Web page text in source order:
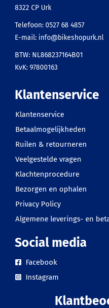
8322 CP Urk
Telefoon: 0527 68 4857
E-mail: info@bikeshopurk.nl
BTW: NL868237164B01
KvK: 97800163
Klantenservice
Klantenservice
Betaalmogelijkheden
Ruilen & retourneren
Veelgestelde vragen
Klachtenprocedure
Bezorgen en ophalen
Privacy Policy
Algemene leverings- en
Social media
Facebook
Instagram